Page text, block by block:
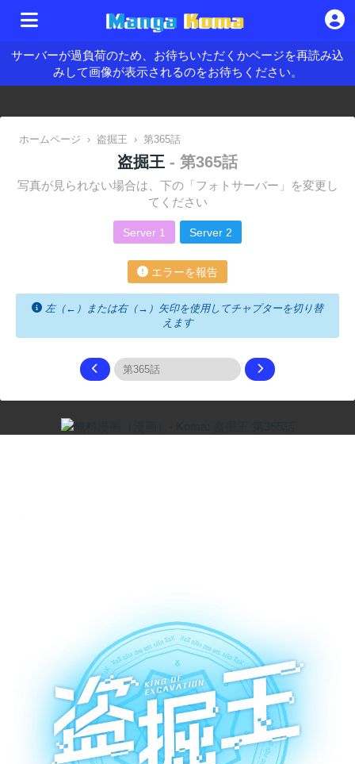
サーバーが過負荷のため、お待ちいただくかページを再読み込
みして画像が表示されるのをお待ちください。
ホームページ › 盗掘王 › 第365話
盗掘王 - 第365話
写真が見られない場合は、下の「フォトサーバー」を変更し
てください
Server 1 Server 2
エラーを報告
左（←）または右（→）矢印を使用してチャプターを切り替
えます